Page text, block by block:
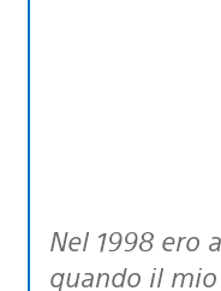
Nel 1998 ero ancora uno studente e,
quando il mio